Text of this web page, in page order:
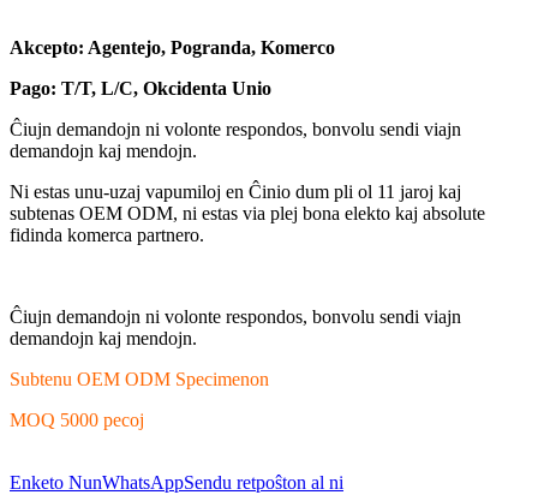
Akcepto: Agentejo, Pogranda, Komerco
Pago: T/T, L/C, Okcidenta Unio
Ĉiujn demandojn ni volonte respondos, bonvolu sendi viajn
demandojn kaj mendojn.
Ni estas unu-uzaj vapumiloj en Ĉinio dum pli ol 11 jaroj kaj
subtenas OEM ODM, ni estas via plej bona elekto kaj absolute
fidinda komerca partnero.
Ĉiujn demandojn ni volonte respondos, bonvolu sendi viajn
demandojn kaj mendojn.
Subtenu OEM ODM Specimenon
MOQ 5000 pecoj
Enketo NunWhatsAppSendu retpoŝton al ni